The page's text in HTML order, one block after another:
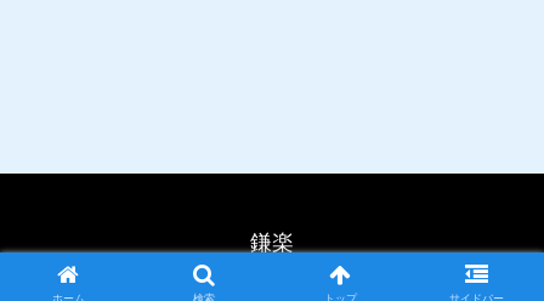
鎌楽
ホーム 検索 トップ サイドバー